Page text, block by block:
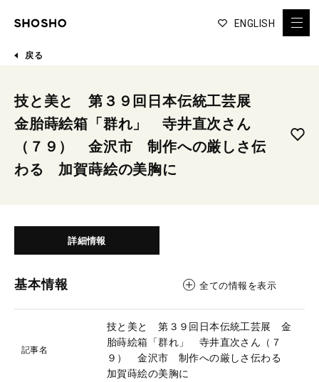
ENGLISH
戻る
技と美と 第３９回日本伝統工芸展
金胎蒔絵箱「群れ」 寺井直次さん
（７９） 金沢市 制作への厳しさ伝
わる 加賀蒔絵の美胸に
詳細情報
基本情報 全ての情報を表示
記事名
技と美と 第３９回日本伝統工芸展 金
胎蒔絵箱「群れ」 寺井直次さん（７
９） 金沢市 制作への厳しさ伝わる
加賀蒔絵の美胸に